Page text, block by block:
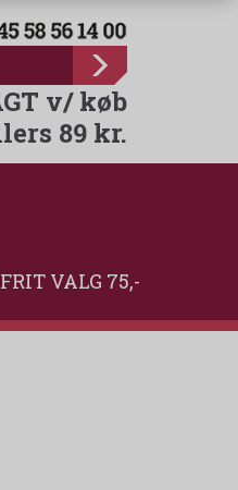
v/ køb
89 kr.
FRIT VALG 75,-